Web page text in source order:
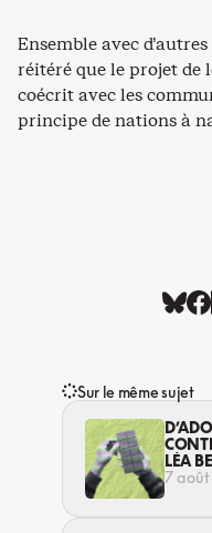
Ensemble avec
réitéré que le projet de
coécrit avec les
principe de nations à
Sur le même sujet
LÉA
7 août